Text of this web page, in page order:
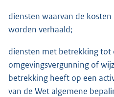
diensten waarvan de
worden verhaald;
diensten met betrekking tot
omgevingsvergunning of
betrekking heeft op een
van de Wet algemene